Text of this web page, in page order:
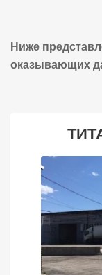
Ниже
оказывающих